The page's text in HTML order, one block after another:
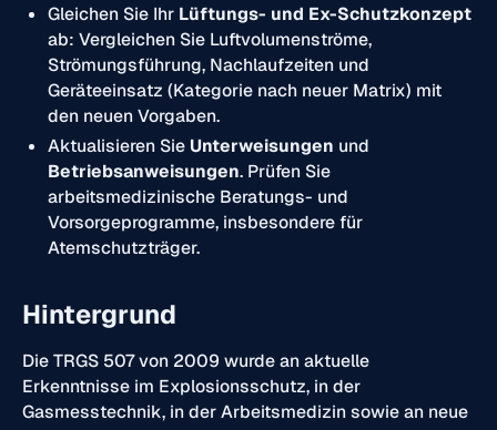
Gleichen Sie Ihr Lüftungs- und Ex-Schutzkonzept
ab: Vergleichen Sie Luftvolumenströme,
Strömungsführung, Nachlaufzeiten und
Geräteeinsatz (Kategorie nach neuer Matrix) mit
den neuen Vorgaben.
Aktualisieren Sie Unterweisungen und
Betriebsanweisungen. Prüfen Sie
arbeitsmedizinische Beratungs- und
Vorsorgeprogramme, insbesondere für
Atemschutzträger.
Hintergrund
Die TRGS 507 von 2009 wurde an aktuelle
Erkenntnisse im Explosionsschutz, in der
Gasmesstechnik, in der Arbeitsmedizin sowie an neue